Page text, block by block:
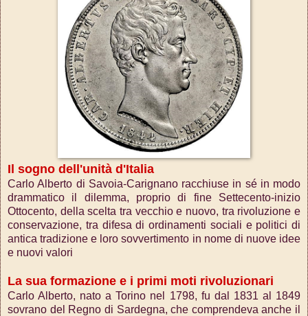
Il sogno dell'unità d'Italia
Carlo Alberto di Savoia-Carignano racchiuse in sé in modo
drammatico il dilemma, proprio di fine Settecento-inizio
Ottocento, della scelta tra vecchio e nuovo, tra rivoluzione e
conservazione, tra difesa di ordinamenti sociali e politici di
antica tradizione e loro sovvertimento in nome di nuove idee
e nuovi valori
La sua formazione e i primi moti rivoluzionari
Carlo Alberto, nato a Torino nel 1798, fu dal 1831 al 1849
sovrano del Regno di Sardegna, che comprendeva anche il